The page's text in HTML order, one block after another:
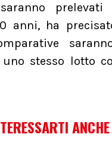
prelevati
anni, ha
stesso lotto
ANCHE